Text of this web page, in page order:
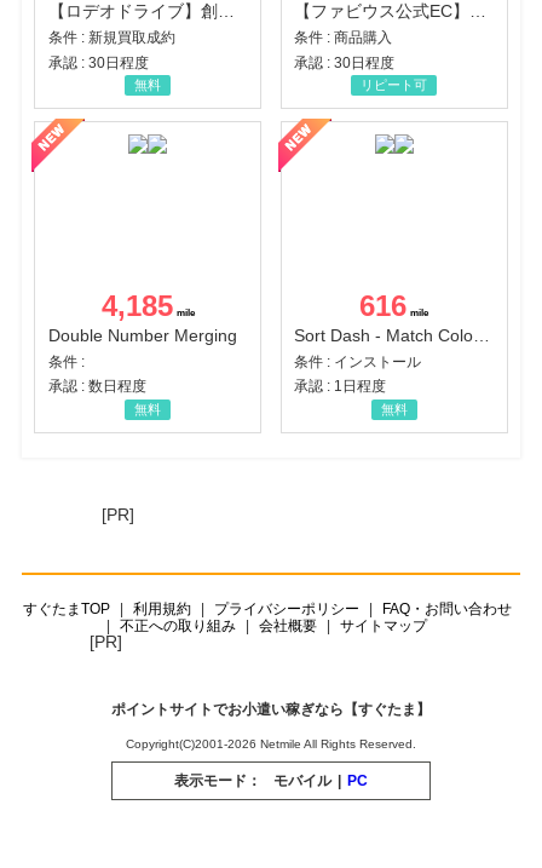
【ロデオドライブ】創業70年の信頼と高価買取を実現！ブランド品・貴金属の無料査定
条件 : 新規買取成約
承認 : 30日程度
無料
【ファビウス公式EC】すべての女性を美しくをテーマにした商品で女性の美を応援しています
条件 : 商品購入
承認 : 30日程度
リピート可
4,185
Double Number Merging
条件 :
承認 : 数日程度
無料
616
条件 : インストール
承認 : 1日程度
無料
[PR]
すぐたまTOP 利用規約 プライバシーポリシー
FAQ・お問い合わせ
不正への取り組み
会社概要 サイトマップ
[PR]
ポイントサイトでお小遣い稼ぎなら【すぐたま】
Copyright(C)2001-2026 Netmile All Rights Reserved.
表示モード： モバイル | PC